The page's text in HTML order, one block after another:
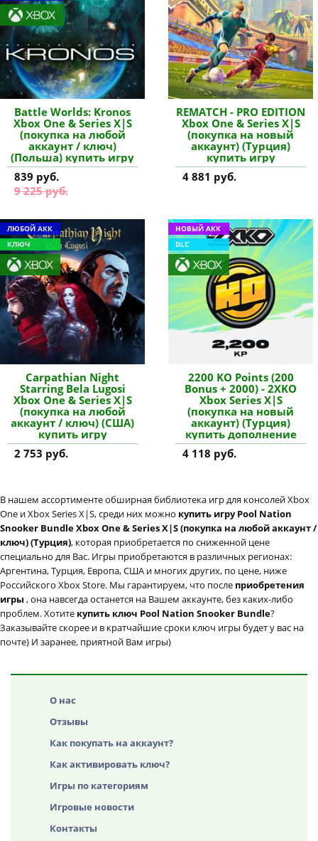
Battle Worlds: Kronos
Xbox One & Series X|S
(покупка на любой
аккаунт / ключ)
(Польша) купить игру
839 руб.
9 225 руб.
REMATCH - PRO EDITION
Xbox One & Series X|S
(покупка на новый
аккаунт) (Турция)
купить игру
4 881 руб.
ЛЮБОЙ АКК
КЛЮЧ
Carpathian Night
Starring Bela Lugosi
Xbox One & Series X|S
(покупка на любой
аккаунт / ключ) (США)
купить игру
2 753 руб.
НОВЫЙ АКК
DLC
2200 KO Points (200
Bonus + 2000) - 2XKO
Xbox Series X|S
(покупка на новый
аккаунт) (Турция)
купить дополнение
4 118 руб.
В нашем ассортименте обширная библиотека игр для консолей Xbox
One и Xbox Series X|S, среди них можно купить игру Pool Nation
Snooker Bundle Xbox One & Series X|S (покупка на любой аккаунт /
ключ) (Турция), которая приобретается по сниженной цене
специально для Вас. Игры приобретаются в различных регионах:
Аргентина, Турция, Европа, США и многих других, по цене, ниже
Российского Xbox Store. Мы гарантируем, что после приобретения
игры , она навсегда останется на Вашем аккаунте, без каких-либо
проблем. Хотите купить ключ Pool Nation Snooker Bundle?
Заказывайте скорее и в кратчайшие сроки ключ игры будет у вас на
почте) И заранее, приятной Вам игры)
О нас
Отзывы
Как покупать на аккаунт?
Как активировать ключ?
Игры по категориям
Игровые новости
Контакты